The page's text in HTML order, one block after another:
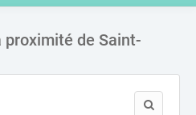
proximité de Saint-